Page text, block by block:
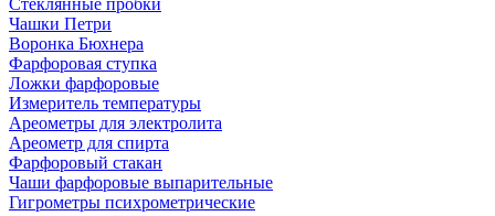
Стеклянные пробки
Чашки Петри
Воронка Бюхнера
Фарфоровая ступка
Ложки фарфоровые
Измеритель температуры
Ареометры для электролита
Ареометр для спирта
Фарфоровый стакан
Чаши фарфоровые выпарительные
Гигрометры психрометрические